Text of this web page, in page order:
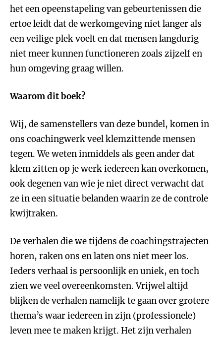
het een opeenstapeling van gebeurtenissen die
ertoe leidt dat de werkomgeving niet langer als
een veilige plek voelt en dat mensen langdurig
niet meer kunnen functioneren zoals zijzelf en
hun omgeving graag willen.
Waarom dit boek?
Wij, de samenstellers van deze bundel, komen in
ons coachingwerk veel klemzittende mensen
tegen. We weten inmiddels als geen ander dat
klem zitten op je werk iedereen kan overkomen,
ook degenen van wie je niet direct verwacht dat
ze in een situatie belanden waarin ze de controle
kwijtraken.
De verhalen die we tijdens de coachingstrajecten
horen, raken ons en laten ons niet meer los.
Ieders verhaal is persoonlijk en uniek, en toch
zien we veel overeenkomsten. Vrijwel altijd
blijken de verhalen namelijk te gaan over grotere
thema’s waar iedereen in zijn (professionele)
leven mee te maken krijgt. Het zijn verhalen